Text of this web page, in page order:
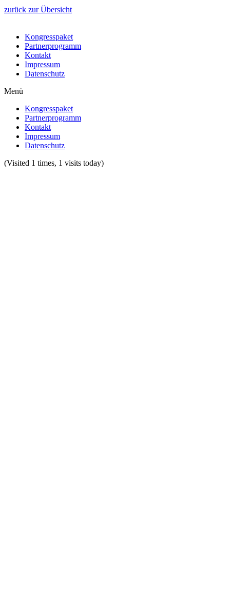
zurück zur Übersicht
Kongresspaket
Partnerprogramm
Kontakt
Impressum
Datenschutz
Menü
Kongresspaket
Partnerprogramm
Kontakt
Impressum
Datenschutz
(Visited 1 times, 1 visits today)